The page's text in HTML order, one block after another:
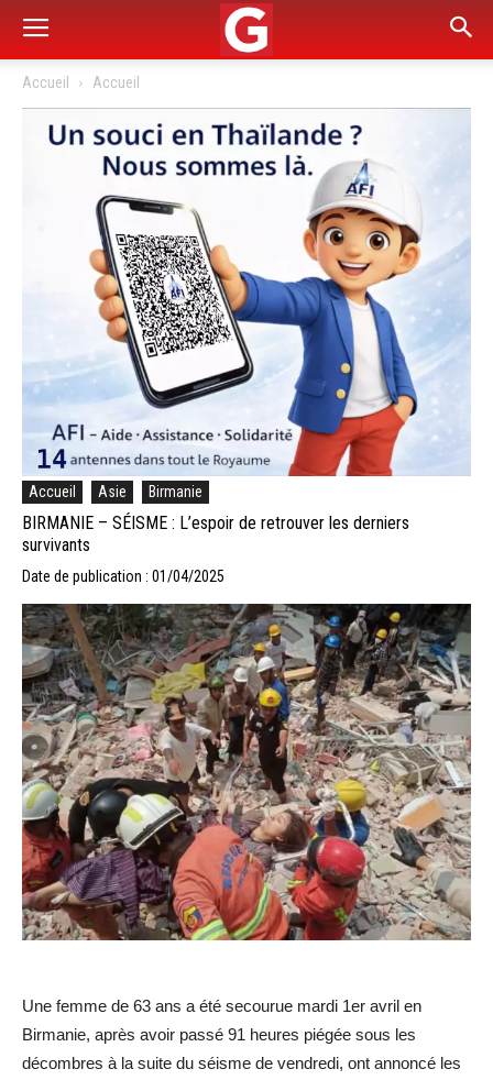
Accueil Accueil
Accueil Asie Birmanie
BIRMANIE – SÉISME : L’espoir de retrouver les derniers
survivants
Date de publication : 01/04/2025
Une femme de 63 ans a été secourue mardi 1er avril en
Birmanie, après avoir passé 91 heures piégée sous les
décombres à la suite du séisme de vendredi, ont annoncé les